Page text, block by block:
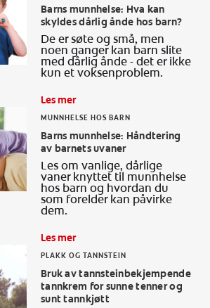
Barns munnhelse: Hva kan
skyldes dårlig ånde hos barn?
De er søte og små, men
noen ganger kan barn slite
med dårlig ånde - det er ikke
kun et voksenproblem.
Les mer
MUNNHELSE HOS BARN
Barns munnhelse: Håndtering
av barnets uvaner
Les om vanlige, dårlige
vaner knyttet til munnhelse
hos barn og hvordan du
som forelder kan påvirke
dem.
Les mer
PLAKK OG TANNSTEIN
Bruk av tannsteinbekjempende
tannkrem for sunne tenner og
sunt tannkjøtt